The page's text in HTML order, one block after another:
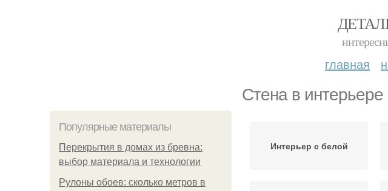
главная
Стена в интерьере
Популярные материалы
Перекрытия в домах из бревна:
выбор материала и технологии
Рулоны обоев: сколько метров в
Интерьер с белой